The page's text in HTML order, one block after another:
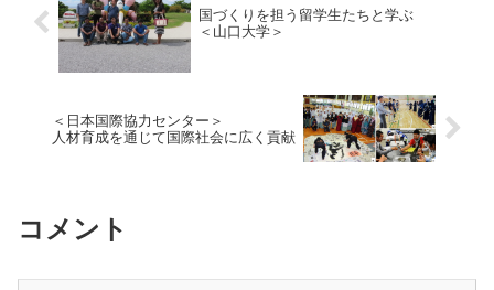
国づくりを担う留学生たちと学ぶ
＜山口大学＞
＜日本国際協力センター＞
人材育成を通じて国際社会に広く貢献
コメント